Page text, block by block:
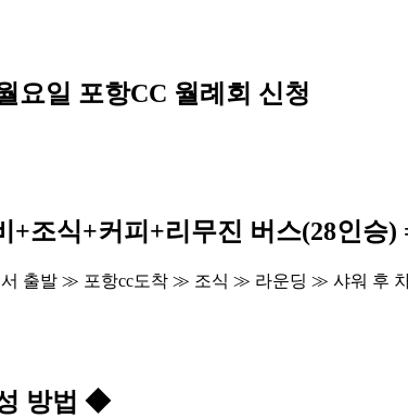
요일 포항CC 월례회 신청
+조식+커피+리무진 버스(28인승)
출발 ≫ 포항cc도착 ≫ 조식 ≫ 라운딩 ≫ 샤워 후
방법 ◆